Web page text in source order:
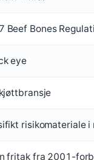
Beef Bones
eye
risikomateriale i
fritak fra 2001-